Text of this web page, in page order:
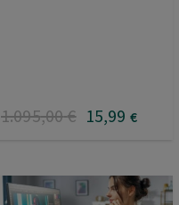
1.095,00€ 15,99 €